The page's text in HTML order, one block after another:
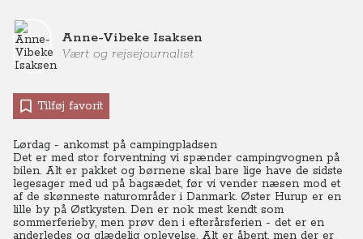
Anne-Vibeke Isaksen
Vært og rejsejournalist
Tilføj favorit
Lørdag - ankomst på campingpladsen
Det er med stor forventning vi spænder campingvognen på
bilen. Alt er pakket og børnene skal bare lige have de sidste
legesager med ud på bagsædet, før vi vender næsen mod et
af de skønneste naturområder i Danmark. Øster Hurup er en
lille by på Østkysten. Den er nok mest kendt som
sommerferieby, men prøv den i efterårsferien - det er en
anderledes og glædelig oplevelse. Alt er åbent, men der er